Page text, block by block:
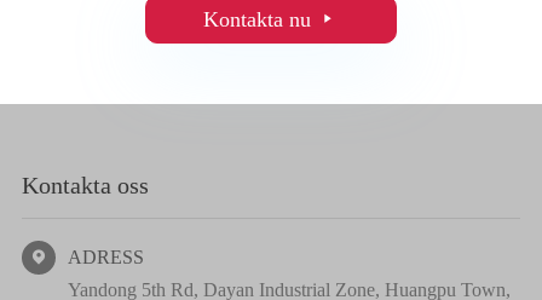
Kontakta nu 
Kontakta oss

ADRESS
Yandong 5th Rd, Dayan Industrial Zone, Huangpu Town,